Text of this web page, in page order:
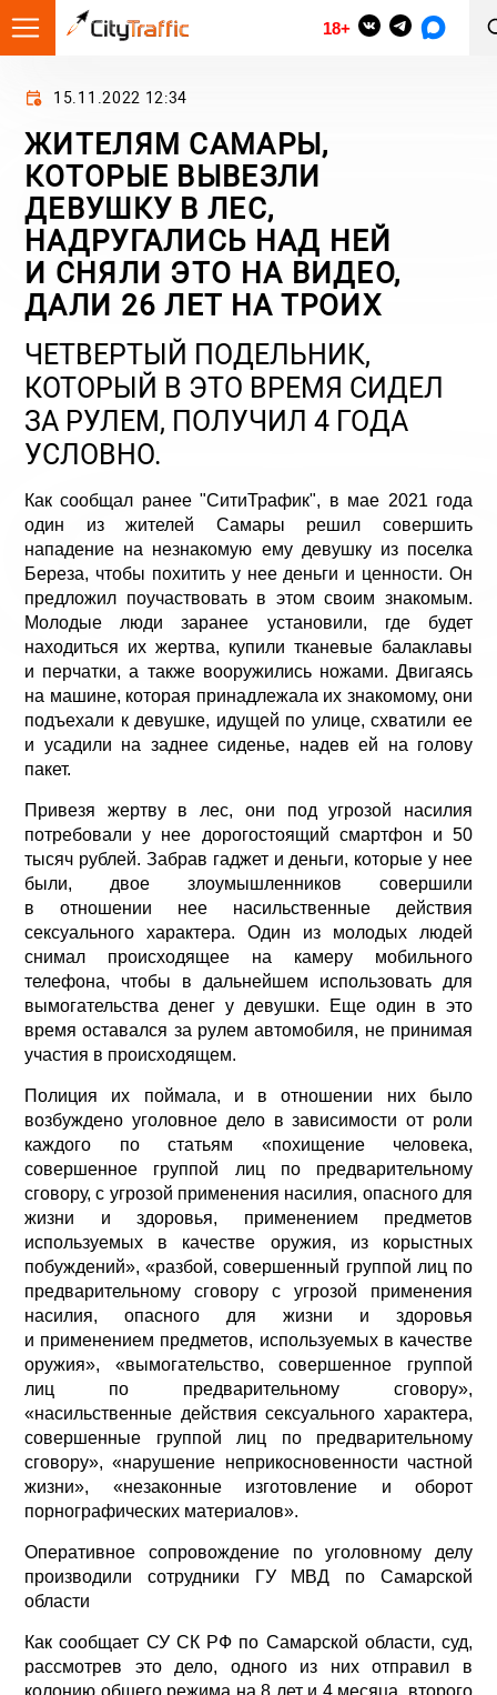
18+
15.11.2022 12:34
ЖИТЕЛЯМ САМАРЫ,
КОТОРЫЕ ВЫВЕЗЛИ
ДЕВУШКУ В ЛЕС,
НАДРУГАЛИСЬ НАД НЕЙ
И СНЯЛИ ЭТО НА ВИДЕО,
ДАЛИ 26 ЛЕТ НА ТРОИХ
ЧЕТВЕРТЫЙ ПОДЕЛЬНИК,
КОТОРЫЙ В ЭТО ВРЕМЯ СИДЕЛ
ЗА РУЛЕМ, ПОЛУЧИЛ 4 ГОДА
УСЛОВНО.
Как сообщал ранее "СитиТрафик", в мае 2021 года
один из жителей Самары решил совершить
нападение на незнакомую ему девушку из поселка
Береза, чтобы похитить у нее деньги и ценности. Он
предложил поучаствовать в этом своим знакомым.
Молодые люди заранее установили, где будет
находиться их жертва, купили тканевые балаклавы
и перчатки, а также вооружились ножами. Двигаясь
на машине, которая принадлежала их знакомому, они
подъехали к девушке, идущей по улице, схватили ее
и усадили на заднее сиденье, надев ей на голову
пакет.
Привезя жертву в лес, они под угрозой насилия
потребовали у нее дорогостоящий смартфон и 50
тысяч рублей. Забрав гаджет и деньги, которые у нее
были, двое злоумышленников совершили
в отношении нее насильственные действия
сексуального характера. Один из молодых людей
снимал происходящее на камеру мобильного
телефона, чтобы в дальнейшем использовать для
вымогательства денег у девушки. Еще один в это
время оставался за рулем автомобиля, не принимая
участия в происходящем.
Полиция их поймала, и в отношении них было
возбуждено уголовное дело в зависимости от роли
каждого по статьям «похищение человека,
совершенное группой лиц по предварительному
сговору, с угрозой применения насилия, опасного для
жизни и здоровья, применением предметов
используемых в качестве оружия, из корыстных
побуждений», «разбой, совершенный группой лиц по
предварительному сговору с угрозой применения
насилия, опасного для жизни и здоровья
и применением предметов, используемых в качестве
оружия», «вымогательство, совершенное группой
лиц по предварительному сговору»,
«насильственные действия сексуального характера,
совершенные группой лиц по предварительному
сговору», «нарушение неприкосновенности частной
жизни», «незаконные изготовление и оборот
порнографических материалов».
Оперативное сопровождение по уголовному делу
производили сотрудники ГУ МВД по Самарской
области
Как сообщает СУ СК РФ по Самарской области, суд,
рассмотрев это дело, одного из них отправил в
колонию общего режима на 8 лет и 4 месяца, второго